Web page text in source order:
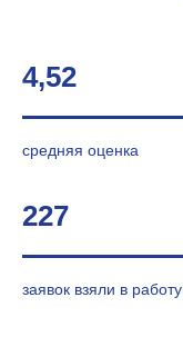
4,52
средняя оценка
227
заявок взяли в работу